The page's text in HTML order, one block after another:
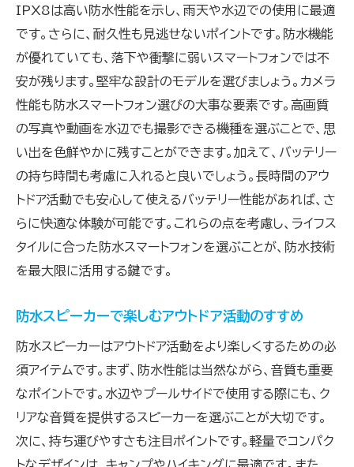
防水バッグで持ち物を守る方法
防水スマートフォンで雨の日も安心
防水スピーカーで日常に音楽をプラス
防水レインコートでおしゃれを楽しむ
快適な暮らしを支える防水製品
防水技術の進化：最新アイテムで雨の日の不安を
解消
最新防水アイテムが提供する安心感
防水製品の性能を引き出す使い方
防水技術の進化と未来への展望
雨の日が楽しくなる防水技術の可能性
防水スピーカーで音楽を楽しむ！雨の日のアウト
ドア活動
雨の日のアウトドアで役立つアイテム
防水スピーカーの活用シーンと選び方
IPX8は高い防水性能を示し、雨天や水辺での使用に最適
です。さらに、耐久性も見逃せないポイントです。防水機能
が優れていても、落下や衝撃に弱いスマートフォンでは不
安が残ります。堅牢な設計のモデルを選びましょう。カメラ
性能も防水スマートフォン選びの大事な要素です。高画質
の写真や動画を水辺でも撮影できる機種を選ぶことで、思
い出を色鮮やかに残すことができます。加えて、バッテリー
の持ち時間も考慮に入れると良いでしょう。長時間のアウ
トドア活動でも安心して使えるバッテリー性能があれば、さ
らに快適な体験が可能です。これらの点を考慮し、ライフス
タイルに合った防水スマートフォンを選ぶことが、防水技術
を最大限に活用する鍵です。
防水スピーカーで楽しむアウトドア活動のすすめ
防水スピーカーはアウトドア活動をより楽しくするための必
須アイテムです。まず、防水性能は当然ながら、音質も重要
なポイントです。水辺やプールサイドで使用する際にも、ク
リアな音質を提供するスピーカーを選ぶことが大切です。
次に、持ち運びやすさも注目ポイントです。軽量でコンパク